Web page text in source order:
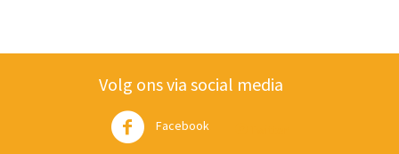
Volg ons via social media
Facebook